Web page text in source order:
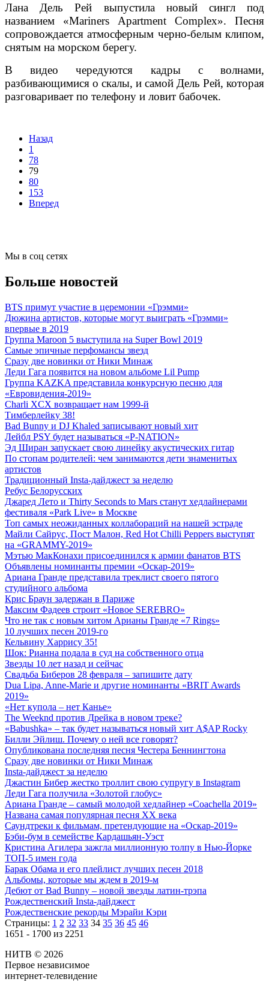
Лана Дель Рей выпустила новый сингл под
названием «Mariners Apartment Complex». Песня
сопровождается атмосферным черно-белым клипом,
снятым на морском берегу.
В видео чередуются кадры с волнами,
разбивающимися о скалы, и самой Дель Рей, которая
разговаривает по телефону и ловит бабочек.
Назад
1
78
79
80
153
Вперед
Мы в соц сетях
Больше новостей
BTS примут участие в церемонии «Грэмми»
Дюжина артистов, которые могут выиграть «Грэмми»
впервые в 2019
Группа Maroon 5 выступила на Super Bowl 2019
Самые эпичные перфомансы звезд
Сразу две новинки от Ники Минаж
Леди Гага появится на новом альбоме Lil Pump
Группа KAZKA представила конкурсную песню для
«Евровидения-2019»
Charli XCX возвращает нам 1999-й
Тимберлейку 38!
Bad Bunny и DJ Khaled записывают новый хит
Лейбл PSY будет называться «P-NATION»
Эд Ширан запускает свою линейку акустических гитар
По стопам родителей: чем занимаются дети знаменитых
артистов
Традиционный Insta-дайджест за неделю
Ребус Белорусских
Джаред Лето и Thirty Seconds to Mars станут хедлайнерами
фестиваля «Park Live» в Москве
Топ самых неожиданных коллабораций на нашей эстраде
Майли Сайрус, Пост Малон, Red Hot Chilli Peppers выступят
на «GRAMMY-2019»
Мэтью МакКонахи присоединился к армии фанатов BTS
Объявлены номинанты премии «Оскар-2019»
Ариана Гранде представила треклист своего пятого
студийного альбома
Крис Браун задержан в Париже
Максим Фадеев строит «Новое SEREBRO»
Что не так с новым хитом Арианы Гранде «7 Rings»
10 лучших песен 2019-го
Кельвину Харрису 35!
Шок: Рианна подала в суд на собственного отца
Звезды 10 лет назад и сейчас
Свадьба Биберов 28 февраля – запишите дату
Dua Lipa, Anne-Marie и другие номинанты «BRIT Awards
2019»
«Нет купола – нет Канье»
The Weeknd против Дрейка в новом треке?
«Babushka» – так будет называться новый хит A$AP Rocky
Билли Эйлиш. Почему о ней все говорят?
Опубликована последняя песня Честера Беннингтона
Сразу две новинки от Ники Минаж
Insta-дайджест за неделю
Джастин Бибер жестко троллит свою супругу в Instagram
Леди Гага получила «Золотой глобус»
Ариана Гранде – самый молодой хедлайнер «Coachella 2019»
Названа самая популярная песня XX века
Саундтреки к фильмам, претендующие на «Оскар-2019»
Бэби-бум в семействе Кардашьян-Уэст
Кристина Агилера зажгла миллионную толпу в Нью-Йорке
ТОП-5 имен года
Барак Обама и его плейлист лучших песен 2018
Альбомы, которые мы ждем в 2019-м
Дебют от Bad Bunny – новой звезды латин-трэпа
Рождественский Insta-дайджест
Рождественские рекорды Мэрайи Кэри
Страницы: 1 2 32 33 34 35 36 45 46
1651 - 1700 из 2251
НИТВ © 2026
Первое независимое
интернет-телевидение